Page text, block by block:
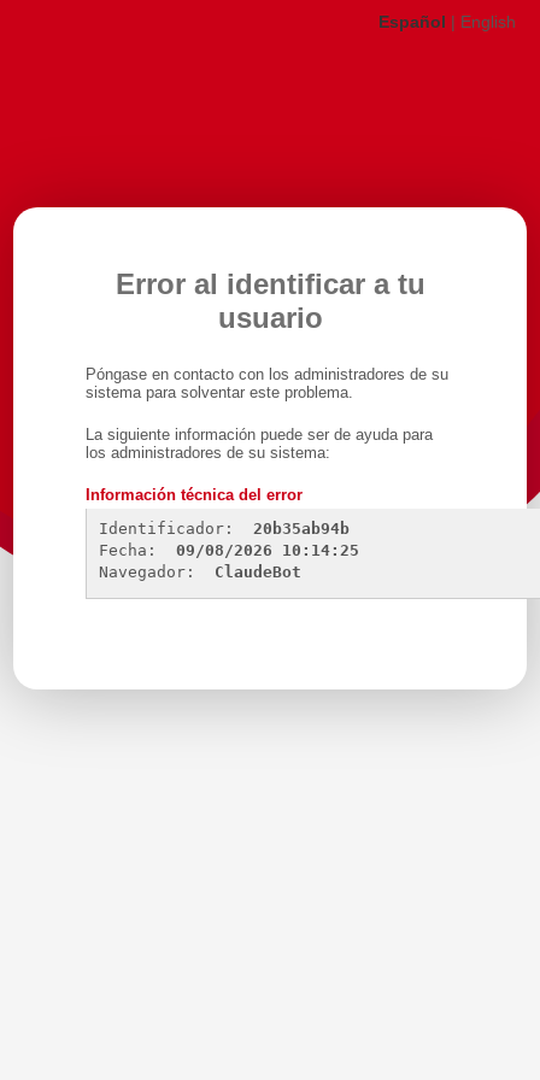
Español | English
Error al identificar a tu
usuario
Póngase en contacto con los administradores de su
sistema para solventar este problema.
La siguiente información puede ser de ayuda para
los administradores de su sistema:
Información técnica del error
Identificador:
20b35ab94b
Fecha:
09/08/2026 10:14:25
Navegador:
ClaudeBot